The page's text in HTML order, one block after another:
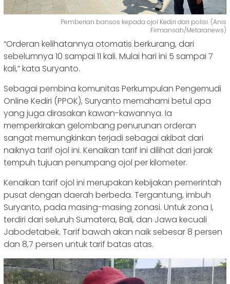
Pemberian bansos kepada ojol Kediri dari polisi. (Anis
Firmansah/Metaranews)
“Orderan kelihatannya otomatis berkurang, dari
sebelumnya 10 sampai 11 kali. Mulai hari ini 5 sampai 7
kali,” kata Suryanto.
Sebagai pembina komunitas Perkumpulan Pengemudi
Online Kediri (PPOK), Suryanto memahami betul apa
yang juga dirasakan kawan-kawannya. Ia
memperkirakan gelombang penurunan orderan
sangat memungkinkan terjadi sebagai akibat dari
naiknya tarif ojol ini. Kenaikan tarif ini dilihat dari jarak
tempuh tujuan penumpang ojol per kilometer.
Kenaikan tarif ojol ini merupakan kebijakan pemerintah
pusat dengan daerah berbeda. Tergantung, imbuh
Suryanto, pada masing-masing zonasi. Untuk zona I,
terdiri dari seluruh Sumatera, Bali, dan Jawa kecuali
Jabodetabek. Tarif bawah akan naik sebesar 8 persen
dan 8,7 persen untuk tarif batas atas.